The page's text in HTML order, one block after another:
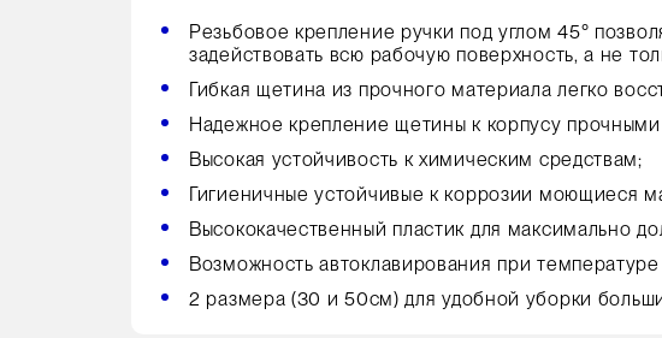
Резьбовое крепление ручки под углом 45°
задействовать всю рабочую поверхность, а не
Гибкая щетина из прочного материала легко
Надежное крепление щетины к корпусу
Высокая устойчивость к химическим средствам;
Гигиеничные устойчивые к коррозии моющиеся
Высококачественный пластик для максимально
Возможность автоклавирования при температуре
2 размера (30 и 50см) для удобной уборки